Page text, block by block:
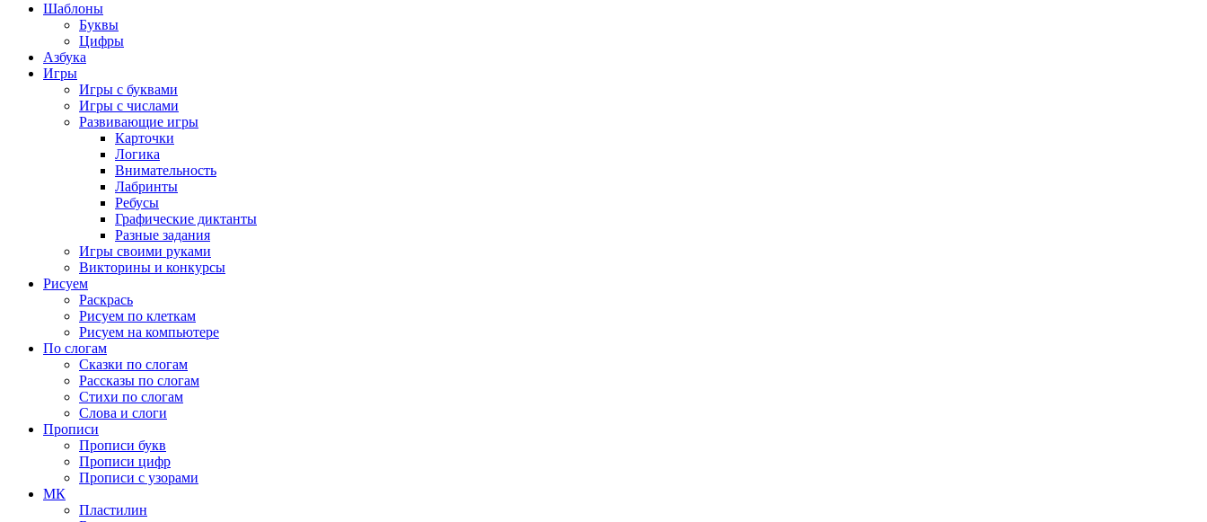
Шаблоны
Буквы
Цифры
Азбука
Игры
Игры с буквами
Игры с числами
Развивающие игры
Карточки
Логика
Внимательность
Лабринты
Ребусы
Графические диктанты
Разные задания
Игры своими руками
Викторины и конкурсы
Рисуем
Раскрась
Рисуем по клеткам
Рисуем на компьютере
По слогам
Сказки по слогам
Рассказы по слогам
Стихи по слогам
Слова и слоги
Прописи
Прописи букв
Прописи цифр
Прописи с узорами
МК
Пластилин